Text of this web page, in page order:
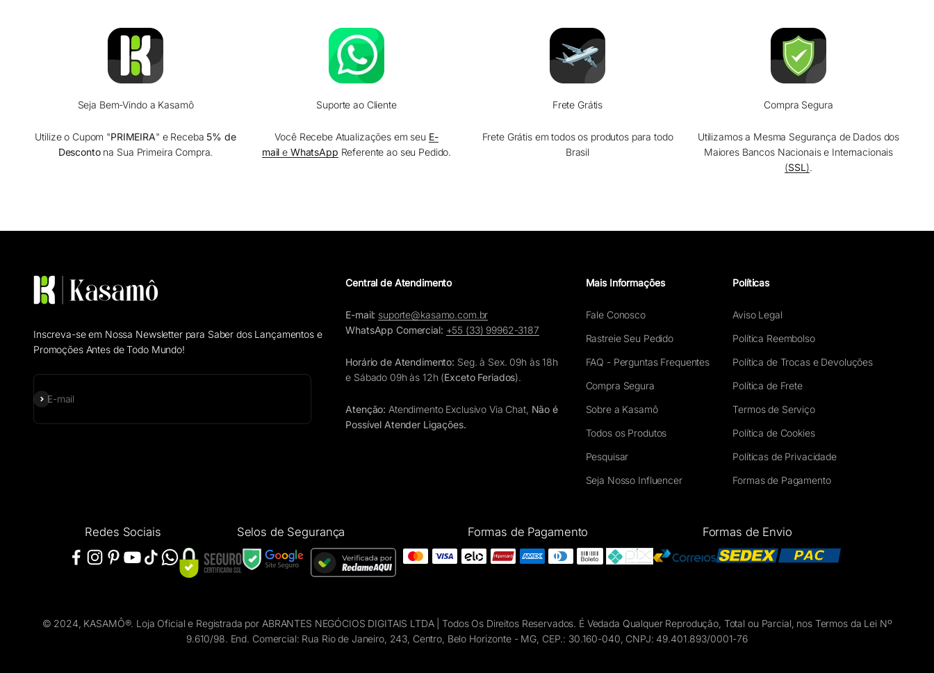
Seja Bem-Vindo a Kasamô
Utilize o Cupom "PRIMEIRA" e Receba 5% de
Desconto na Sua Primeira Compra.
Suporte ao Cliente
Você Recebe Atualizações em seu E-
mail e WhatsApp Referente ao seu Pedido.
Frete Grátis
Frete Grátis em todos os produtos para todo
Brasil
Compra Segura
Utilizamos a Mesma Segurança de Dados dos
Maiores Bancos Nacionais e Internacionais
(SSL).
Inscreva-se em Nossa Newsletter para Saber dos Lançamentos e
Promoções Antes de Todo Mundo!
E-mail
Assinar
Central de Atendimento
E-mail: suporte@kasamo.com.br
WhatsApp Comercial: +55 (33) 99962-3187
Horário de Atendimento: Seg. à Sex. 09h às 18h
e Sábado 09h às 12h (Exceto Feriados).
Atenção: Atendimento Exclusivo Via Chat, Não é
Possível Atender Ligações.
Mais Informações
Fale Conosco
Rastreie Seu Pedido
FAQ - Perguntas Frequentes
Compra Segura
Sobre a Kasamô
Todos os Produtos
Pesquisar
Seja Nosso Influencer
Políticas
Aviso Legal
Política Reembolso
Política de Trocas e Devoluções
Política de Frete
Termos de Serviço
Política de Cookies
Políticas de Privacidade
Formas de Pagamento
Redes Sociais Selos de Segurança Formas de Pagamento Formas de Envio
© 2024, KASAMÔ®. Loja Oficial e Registrada por ABRANTES NEGÓCIOS DIGITAIS LTDA | Todos Os Direitos Reservados. É Vedada Qualquer Reprodução, Total ou Parcial, nos Termos da Lei Nº
9.610/98. End. Comercial: Rua Rio de Janeiro, 243, Centro, Belo Horizonte - MG, CEP.: 30.160-040, CNPJ: 49.401.893/0001-76